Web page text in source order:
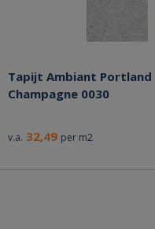
Tapijt Ambiant Portland
Champagne 0030
v.a. 32,49 per m2